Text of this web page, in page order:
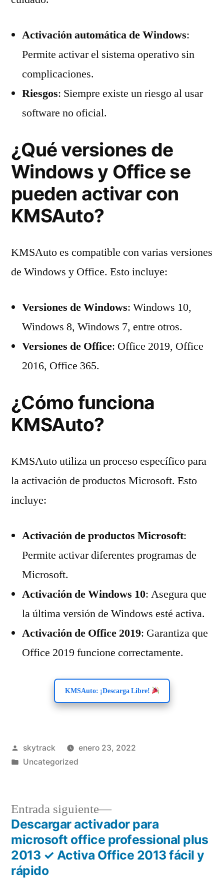
Activación automática de Windows:
Permite activar el sistema operativo sin
complicaciones.
Riesgos: Siempre existe un riesgo al usar
software no oficial.
¿Qué versiones de
Windows y Office se
pueden activar con
KMSAuto?
KMSAuto es compatible con varias versiones
de Windows y Office. Esto incluye:
Versiones de Windows: Windows 10,
Windows 8, Windows 7, entre otros.
Versiones de Office: Office 2019, Office
2016, Office 365.
¿Cómo funciona
KMSAuto?
KMSAuto utiliza un proceso específico para
la activación de productos Microsoft. Esto
incluye:
Activación de productos Microsoft:
Permite activar diferentes programas de
Microsoft.
Activación de Windows 10: Asegura que
la última versión de Windows esté activa.
Activación de Office 2019: Garantiza que
Office 2019 funcione correctamente.
KMSAuto: ¡Descarga Libre!
Publicado
por
skytrack
enero 23, 2022
Publicado
Uncategorized
Navegación
de
entradas
Entrada siguiente
Entrada
siguiente:
Descargar activador para
microsoft office professional plus
2013 ✓ Activa Office 2013 fácil y
rápido